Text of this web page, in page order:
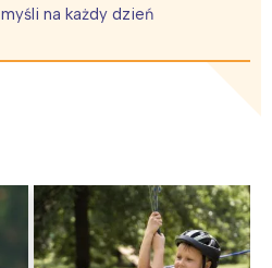
myśli na każdy dzień